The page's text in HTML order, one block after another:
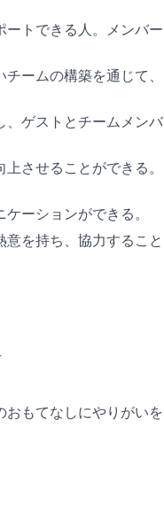
トできる人。メンバー
ームの構築を通じて、
、ゲストとチームメンバ
させることができる。
ーションができる。
を持ち、協力すること
おもてなしにやりがいを